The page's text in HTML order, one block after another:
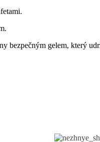
bezpečným gelem, který